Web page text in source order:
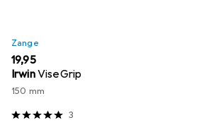
Zange
EUR
19,95
IrwinViseGrip
150 mm
3